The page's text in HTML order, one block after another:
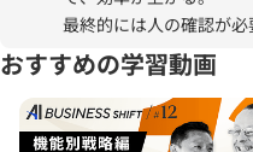
最終的には人の確認が
て結果を確認することが
と感じた。
おすすめの学習動画